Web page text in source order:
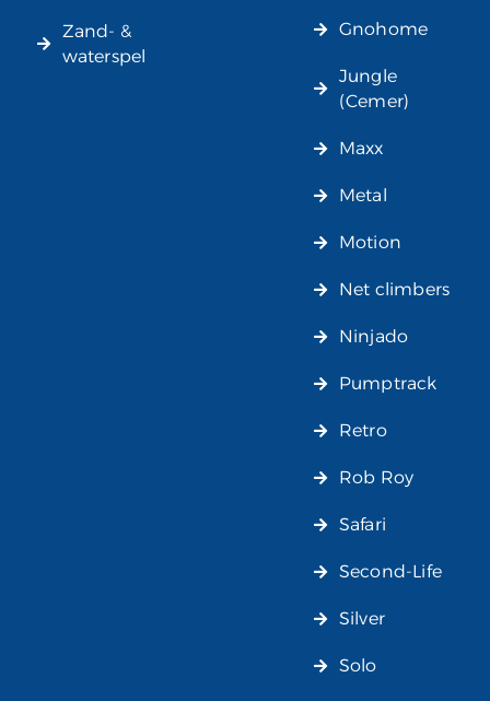
Zand- &
waterspel
Gnohome
Jungle
(Cemer)
Maxx
Metal
Motion
Net climbers
Ninjado
Pumptrack
Retro
Rob Roy
Safari
Second-Life
Silver
Solo